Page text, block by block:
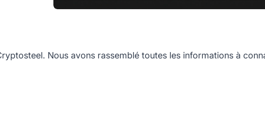
Nous avons rassemblé toutes les informations à